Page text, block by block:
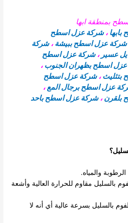
بمنطقة ابها
،شركة عزل اسطح
شركة عزل اسطح ببيشة،شركة
عسير ،شركة عزل اسطح
اسطح بظهران الجنوب،
،شركة عزل اسطح
عزل اسطح برجال المع،
بلقرن،شركة عزل اسطح باحد
والمياه.
بالسليل مقاوم للحرارة العالية وأشعة
بالسليل بسرعة عالية أي أنه لا